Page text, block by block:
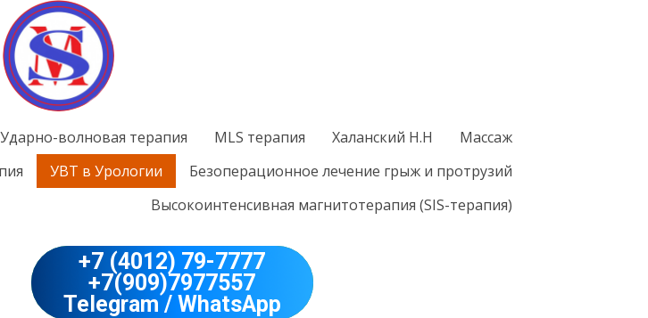
Ударно-волновая терапия MLS терапия Халанский Н.Н
Массаж
УВТ в Урологии
Безоперационное лечение грыж и протрузий
Высокоинтенсивная магнитотерапия (SIS-терапия)
+7 (4012) 79-7777
+7(909)7977557
Telegram / WhatsApp